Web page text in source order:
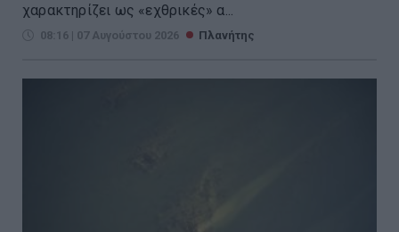
χαρακτηρίζει ως «εχθρικές» α...
08:16 | 07 Αυγούστου 2026 Πλανήτης